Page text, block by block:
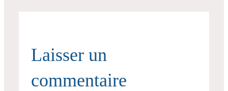
Laisser un
commentaire